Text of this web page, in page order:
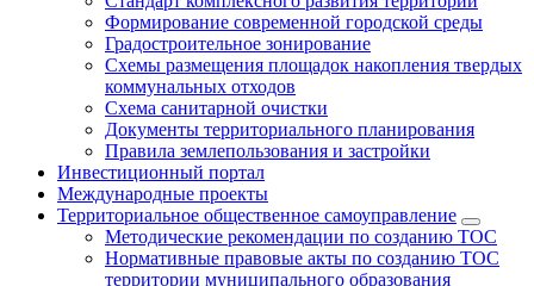
Формирование современной городской среды
Градостроительное зонирование
Схемы размещения площадок накопления твердых
коммунальных отходов
Схема санитарной очистки
Документы территориального планирования
Правила землепользования и застройки
Инвестиционный портал
Международные проекты
Территориальное общественное самоуправление
Методические рекомендации по созданию ТОС
Нормативные правовые акты по созданию ТОС
территории муниципального образования